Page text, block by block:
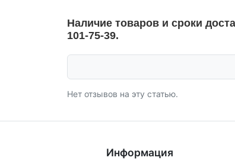
Наличие товаров и сроки
101-75-39.
Нет отзывов на эту статью.
Информация